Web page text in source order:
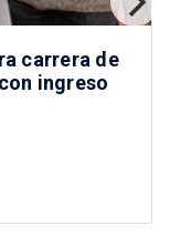
carrera de
ingreso